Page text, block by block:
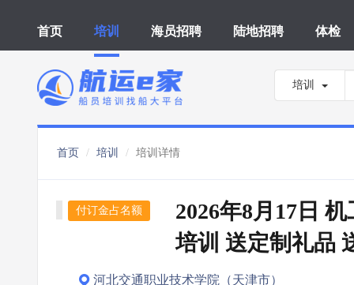
首页 培训 海员招聘 陆地招聘 体检
培训
首页 培训 培训详情
付订金占名额
2026年8月17日
培训 送定制礼品
河北交通职业技术学院（天津市）